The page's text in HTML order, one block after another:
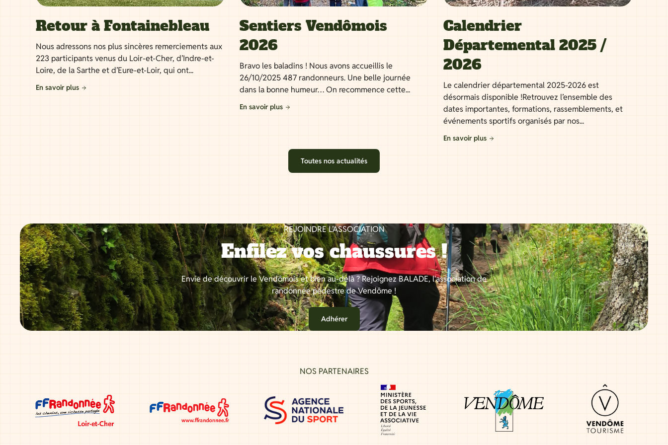
Retour à Fontainebleau
Nous adressons nos plus sincères remerciements aux
223 participants venus du Loir-et-Cher, d’Indre-et-
Loire, de la Sarthe et d’Eure-et-Loir, qui ont...
En savoir plus
Sentiers Vendômois
2026
Bravo les baladins ! Nous avons accueillis le
26/10/2025 487 randonneurs. Une belle journée
dans la bonne humeur… On recommence cette...
En savoir plus
Calendrier
Départemental 2025 /
2026
Le calendrier départemental 2025-2026 est
désormais disponible !Retrouvez l’ensemble des
dates importantes, formations, rassemblements, et
événements sportifs organisés par nos...
En savoir plus
Toutes nos actualités
REJOINDRE L’ASSOCIATION
Enfilez vos chaussures !
Envie de découvrir le Vendômois et bien au-delà ? Rejoignez BALADE, l'association de
randonnée pédestre de Vendôme !
Adhérer
NOS PARTENAIRES